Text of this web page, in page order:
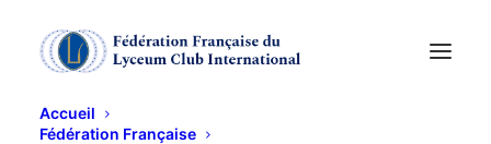
Accueil
Fédération Française